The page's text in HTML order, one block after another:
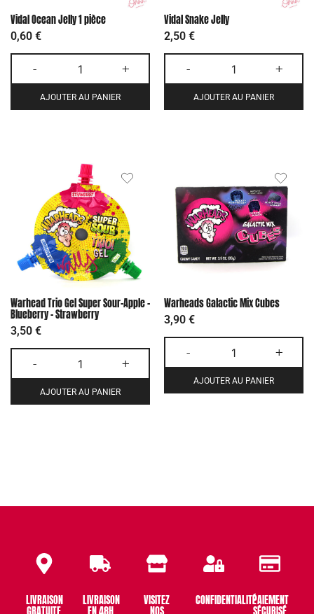
Vidal Ocean Jelly 1 pièce
0,60 €
- +
AJOUTER AU PANIER
Vidal Snake Jelly
2,50 €
- +
AJOUTER AU PANIER
Warhead Trio Gel Super Sour-Apple –
Blueberry – Strawberry
3,50 €
- +
AJOUTER AU PANIER
Warheads Galactic Mix Cubes
3,90 €
- +
AJOUTER AU PANIER
LIVRAISON LIVRAISON VISITEZ CONFIDENTIALITÉPAIEMENT